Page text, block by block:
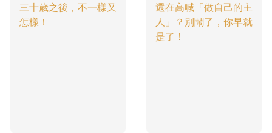
三十歲之後，不一樣又
怎樣！
還在高喊「做自己的主
人」？別鬧了，你早就
是了！